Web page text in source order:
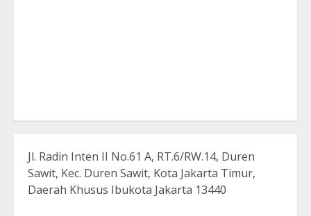
Jl. Radin Inten II No.61 A, RT.6/RW.14, Duren
Sawit, Kec. Duren Sawit, Kota Jakarta Timur,
Daerah Khusus Ibukota Jakarta 13440